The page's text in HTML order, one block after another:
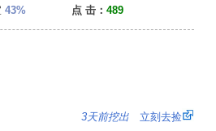
43% 点 击： 489
3天前挖出 立刻去捡